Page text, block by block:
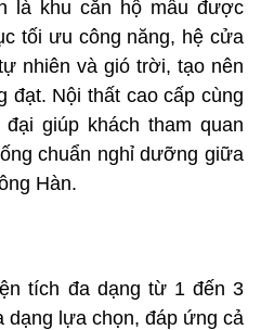
là khu căn hộ mẫu được
tối ưu công năng, hệ cửa
nhiên và gió trời, tạo nên
đạt. Nội thất cao cấp cùng
giúp khách tham quan
chuẩn nghỉ dưỡng giữa
Hàn.
tích đa dạng từ 1 đến 3
dạng lựa chọn, đáp ứng cả